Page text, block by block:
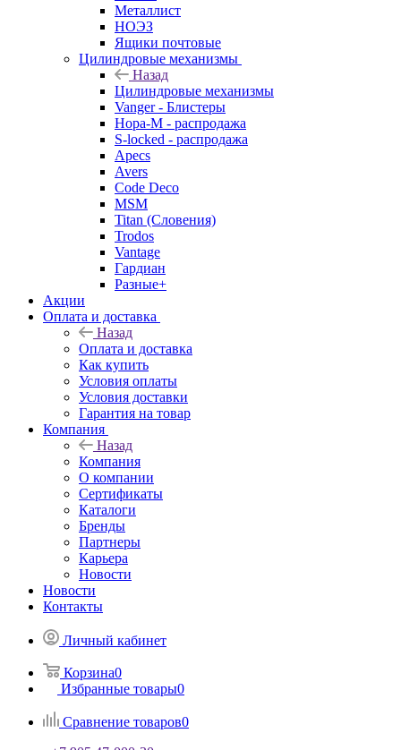
Металлист
НОЭЗ
Ящики почтовые
Цилиндровые механизмы
Назад
Цилиндровые механизмы
Vanger - Блистеры
Нора-М - распродажа
S-locked - распродажа
Apecs
Avers
Code Deco
MSM
Titan (Словения)
Trodos
Vantage
Гардиан
Разные+
Акции
Оплата и доставка
Назад
Оплата и доставка
Как купить
Условия оплаты
Условия доставки
Гарантия на товар
Компания
Назад
Компания
О компании
Сертификаты
Каталоги
Бренды
Партнеры
Карьера
Новости
Новости
Контакты
Личный кабинет
Корзина0
Избранные товары0
Сравнение товаров0